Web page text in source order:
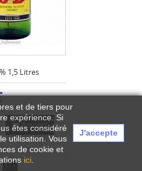
1,5 Litres
Ajouter
et de tiers pour
expérience. Si
êtes considéré
utilisation. Vous
de cookie et
ici.
J'accepte